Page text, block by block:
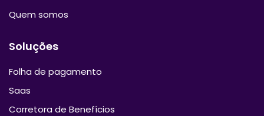
Quem somos
Soluções
Folha de pagamento
Saas
Corretora de Benefícios